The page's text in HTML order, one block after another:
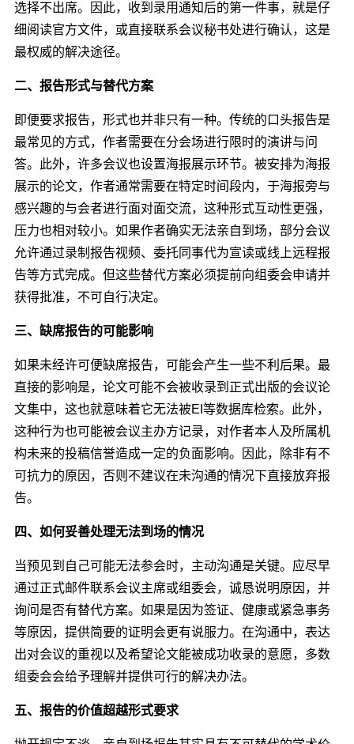
选择不出席。因此，收到录用通知后的第一件事，就是仔
细阅读官方文件，或直接联系会议秘书处进行确认，这是
最权威的解决途径。
二、报告形式与替代方案
即便要求报告，形式也并非只有一种。传统的口头报告是
最常见的方式，作者需要在分会场进行限时的演讲与问
答。此外，许多会议也设置海报展示环节。被安排为海报
展示的论文，作者通常需要在特定时间段内，于海报旁与
感兴趣的与会者进行面对面交流，这种形式互动性更强，
压力也相对较小。如果作者确实无法亲自到场，部分会议
允许通过录制报告视频、委托同事代为宣读或线上远程报
告等方式完成。但这些替代方案必须提前向组委会申请并
获得批准，不可自行决定。
三、缺席报告的可能影响
如果未经许可便缺席报告，可能会产生一些不利后果。最
直接的影响是，论文可能不会被收录到正式出版的会议论
文集中，这也就意味着它无法被EI等数据库检索。此外，
这种行为也可能被会议主办方记录，对作者本人及所属机
构未来的投稿信誉造成一定的负面影响。因此，除非有不
可抗力的原因，否则不建议在未沟通的情况下直接放弃报
告。
四、如何妥善处理无法到场的情况
当预见到自己可能无法参会时，主动沟通是关键。应尽早
通过正式邮件联系会议主席或组委会，诚恳说明原因，并
询问是否有替代方案。如果是因为签证、健康或紧急事务
等原因，提供简要的证明会更有说服力。在沟通中，表达
出对会议的重视以及希望论文能被成功收录的意愿，多数
组委会会给予理解并提供可行的解决办法。
五、报告的价值超越形式要求